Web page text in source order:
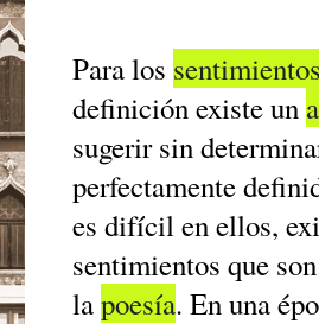
Para los
definición existe un
sugerir sin
perfectamente
es difícil en ellos,
sentimientos que
lapoesía. En una